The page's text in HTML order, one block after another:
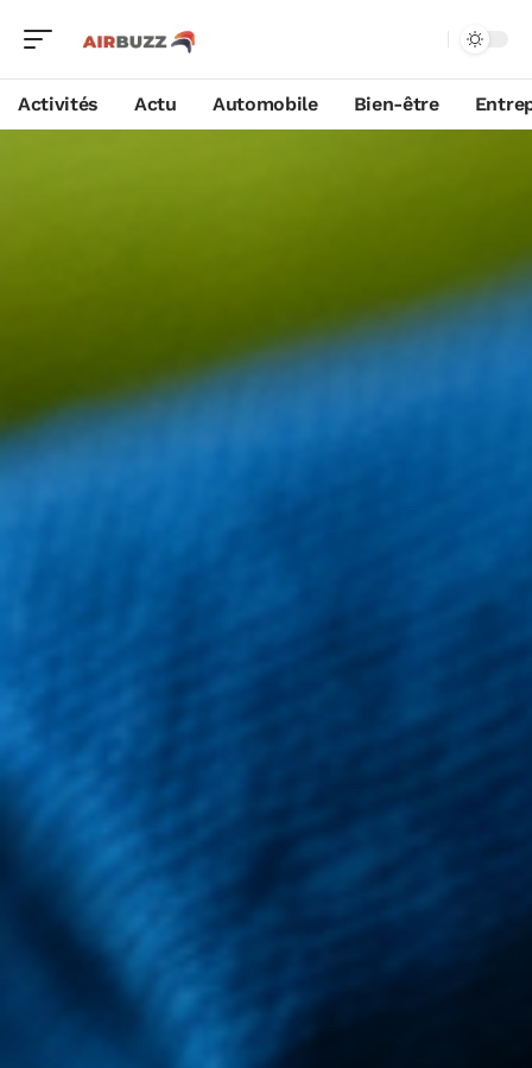
Activités Actu Automobile Bien-être